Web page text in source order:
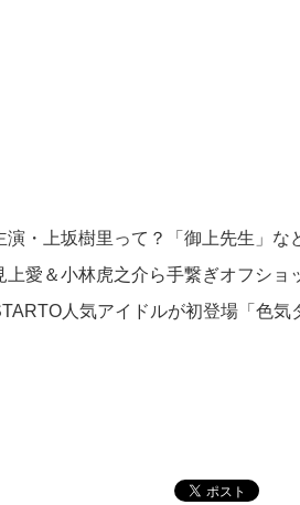
演・上坂樹里って？「御上先生」
上愛＆小林虎之介ら手繋ぎオフショ
人気アイドルが初登場「色気